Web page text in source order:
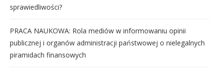
sprawiedliwości?
PRACA NAUKOWA: Rola mediów w informowaniu opinii
publicznej i organów administracji państwowej o nielegalnych
piramidach finansowych